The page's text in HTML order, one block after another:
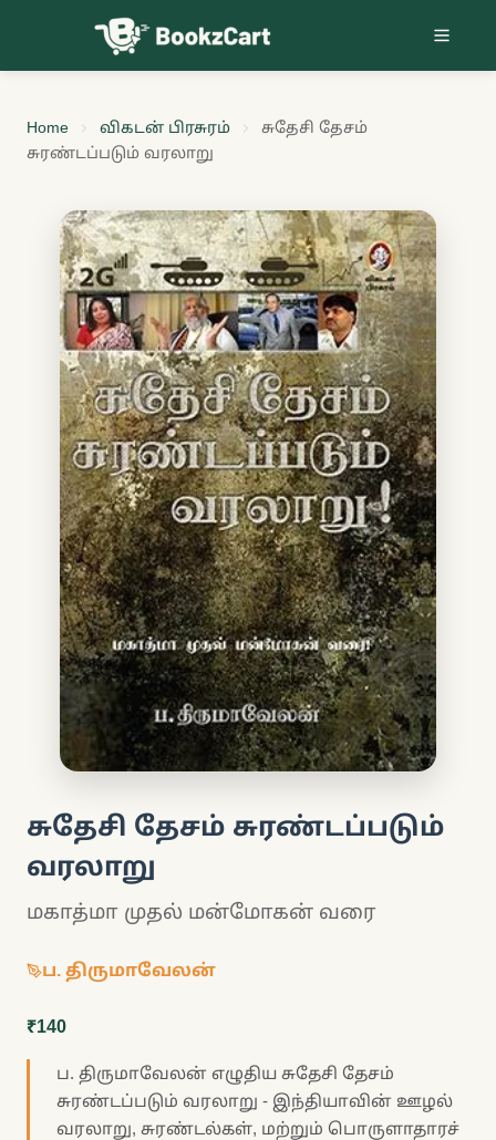
Skip to content
Home விகடன் பிரசுரம்
சுதேசி தேசம்
சுரண்டப்படும் வரலாறு
சுதேசி தேசம் சுரண்டப்படும்
வரலாறு
மகாத்மா முதல் மன்மோகன் வரை
ப. திருமாவேலன்
₹140
ப. திருமாவேலன் எழுதிய சுதேசி தேசம்
சுரண்டப்படும் வரலாறு - இந்தியாவின் ஊழல்
வரலாறு, சுரண்டல்கள், மற்றும் பொருளாதாரச்